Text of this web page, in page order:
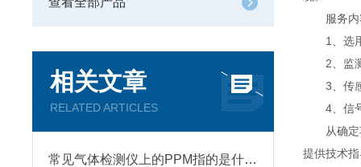
相关文章
RELATED ARTICLES
常见气体检测仪上的PPM指的是什么?
服务
1、选用
2、监测
3、传感
4、信号
从确定项
提供技术